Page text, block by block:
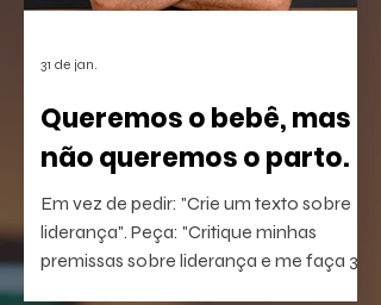
Queremos o bebê, mas
não queremos o parto.
Em vez de pedir: "Crie um texto sobre
liderança". Peça: "Critique minhas
premissas sobre liderança e me faça 3
31 de jan.